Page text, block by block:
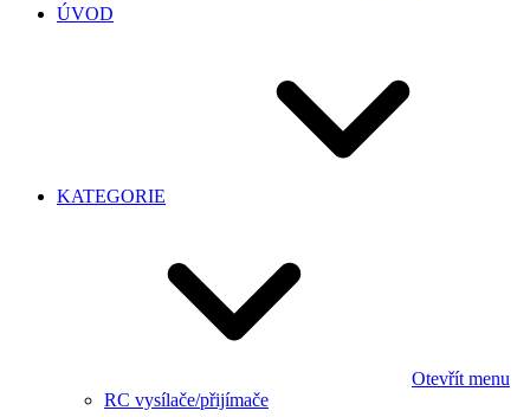
ÚVOD
KATEGORIE
Otevřít menu
RC vysílače/přijímače